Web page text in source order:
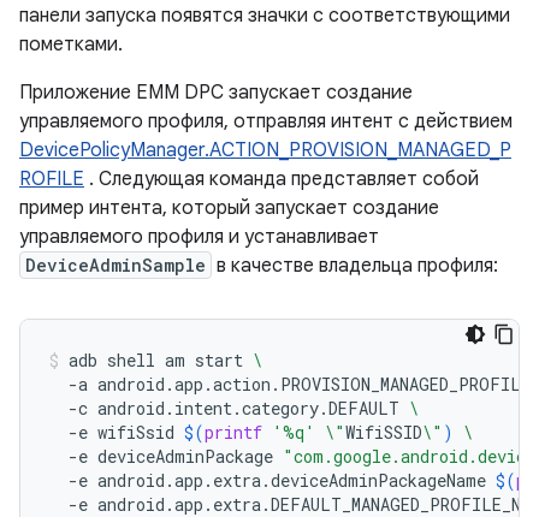
панели запуска появятся значки с соответствующими
пометками.
Приложение EMM DPC запускает создание
управляемого профиля, отправляя интент с действием
DevicePolicyManager.ACTION_PROVISION_MANAGED_P
ROFILE . Следующая команда представляет собой
пример интента, который запускает создание
управляемого профиля и устанавливает
DeviceAdminSample в качестве владельца профиля:
adb shell am start \
-a android.app.action.PROVISION_MANAGED_PROFILE
-c android.intent.category.DEFAULT \
-e wifiSsid $(printf '%q' \"WifiSSID\" )
\
-e deviceAdminPackage
-e android.app.extra.deviceAdminPackageName $(
-e